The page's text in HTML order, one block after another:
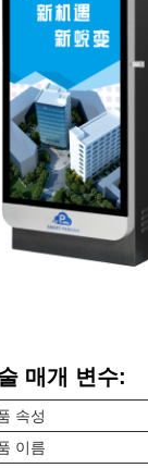
매개 변수:
속성
이름